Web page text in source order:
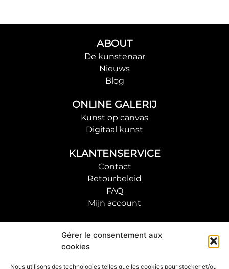
Gérer le consentement aux
cookies
Nous utilisons des technologies telles que les cookies pour stocker et/ou
ABOUT
De kunstenaar
Nieuws
Blog
ONLINE GALERIJ
Kunst op canvas
Digitaal kunst
KLANTENSERVICE
Contact
Retourbeleid
FAQ
Mijn account
VOLG DE KUNSTENAAR